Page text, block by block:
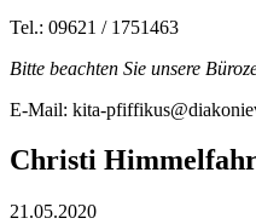
Tel.: 09621 / 1751463
Bitte beachten Sie unsere
E-Mail: kita-
Christi
21.05.2020